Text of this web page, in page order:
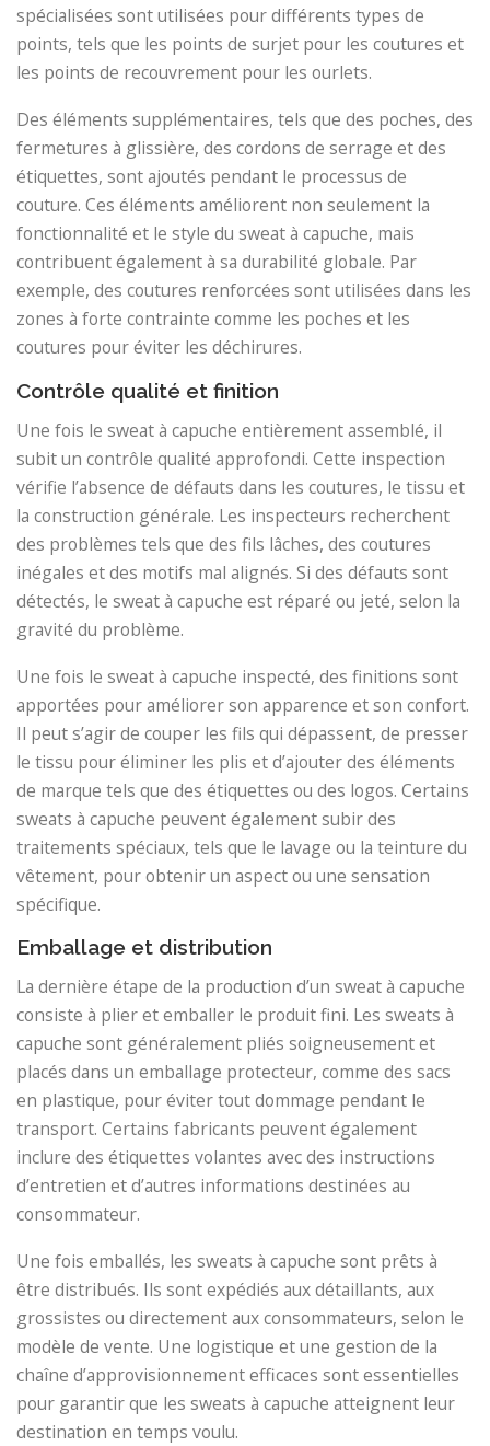
spécialisées sont utilisées pour différents types de
points, tels que les points de surjet pour les coutures et
les points de recouvrement pour les ourlets.
Des éléments supplémentaires, tels que des poches, des
fermetures à glissière, des cordons de serrage et des
étiquettes, sont ajoutés pendant le processus de
couture. Ces éléments améliorent non seulement la
fonctionnalité et le style du sweat à capuche, mais
contribuent également à sa durabilité globale. Par
exemple, des coutures renforcées sont utilisées dans les
zones à forte contrainte comme les poches et les
coutures pour éviter les déchirures.
Contrôle qualité et finition
Une fois le sweat à capuche entièrement assemblé, il
subit un contrôle qualité approfondi. Cette inspection
vérifie l’absence de défauts dans les coutures, le tissu et
la construction générale. Les inspecteurs recherchent
des problèmes tels que des fils lâches, des coutures
inégales et des motifs mal alignés. Si des défauts sont
détectés, le sweat à capuche est réparé ou jeté, selon la
gravité du problème.
Une fois le sweat à capuche inspecté, des finitions sont
apportées pour améliorer son apparence et son confort.
Il peut s’agir de couper les fils qui dépassent, de presser
le tissu pour éliminer les plis et d’ajouter des éléments
de marque tels que des étiquettes ou des logos. Certains
sweats à capuche peuvent également subir des
traitements spéciaux, tels que le lavage ou la teinture du
vêtement, pour obtenir un aspect ou une sensation
spécifique.
Emballage et distribution
La dernière étape de la production d’un sweat à capuche
consiste à plier et emballer le produit fini. Les sweats à
capuche sont généralement pliés soigneusement et
placés dans un emballage protecteur, comme des sacs
en plastique, pour éviter tout dommage pendant le
transport. Certains fabricants peuvent également
inclure des étiquettes volantes avec des instructions
d’entretien et d’autres informations destinées au
consommateur.
Une fois emballés, les sweats à capuche sont prêts à
être distribués. Ils sont expédiés aux détaillants, aux
grossistes ou directement aux consommateurs, selon le
modèle de vente. Une logistique et une gestion de la
chaîne d’approvisionnement efficaces sont essentielles
pour garantir que les sweats à capuche atteignent leur
destination en temps voulu.